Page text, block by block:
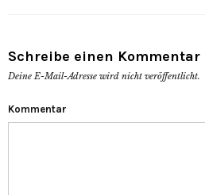
Schreibe einen Kommentar
Deine E-Mail-Adresse wird nicht veröffentlicht.
Kommentar